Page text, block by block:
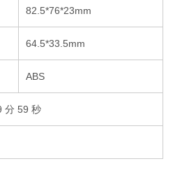
82.5*76*23mm
64.5*33.5mm
ABS
分 59 秒